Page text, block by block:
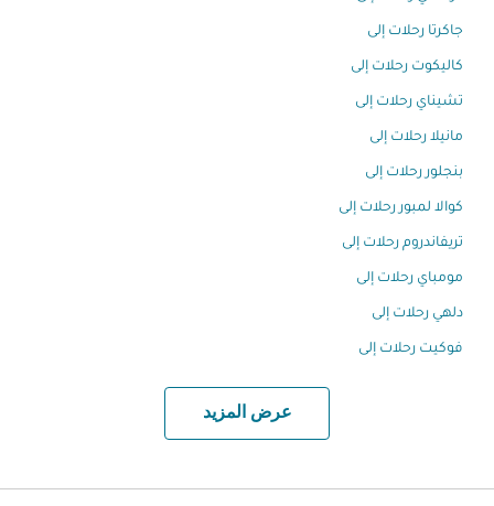
جاكرتا رحلات إلى
كاليكوت رحلات إلى
تشيناي رحلات إلى
مانيلا رحلات إلى
بنجلور رحلات إلى
كوالا لمبور رحلات إلى
تريفاندروم رحلات إلى
مومباي رحلات إلى
دلهي رحلات إلى
فوكيت رحلات إلى
عرض المزيد